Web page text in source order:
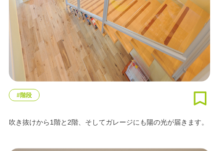
#階段
吹き抜けから1階と2階、そしてガレージにも陽の光が届きます。